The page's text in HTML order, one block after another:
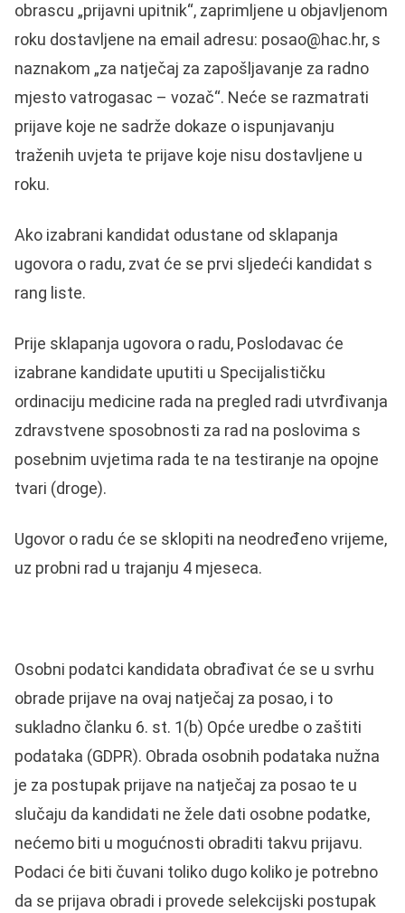
obrascu „prijavni upitnik“, zaprimljene u objavljenom
roku dostavljene na email adresu: posao@hac.hr, s
naznakom „za natječaj za zapošljavanje za radno
mjesto vatrogasac – vozač“. Neće se razmatrati
prijave koje ne sadrže dokaze o ispunjavanju
traženih uvjeta te prijave koje nisu dostavljene u
roku.
Ako izabrani kandidat odustane od sklapanja
ugovora o radu, zvat će se prvi sljedeći kandidat s
rang liste.
Prije sklapanja ugovora o radu, Poslodavac će
izabrane kandidate uputiti u Specijalističku
ordinaciju medicine rada na pregled radi utvrđivanja
zdravstvene sposobnosti za rad na poslovima s
posebnim uvjetima rada te na testiranje na opojne
tvari (droge).
Ugovor o radu će se sklopiti na neodređeno vrijeme,
uz probni rad u trajanju 4 mjeseca.
Osobni podatci kandidata obrađivat će se u svrhu
obrade prijave na ovaj natječaj za posao, i to
sukladno članku 6. st. 1(b) Opće uredbe o zaštiti
podataka (GDPR). Obrada osobnih podataka nužna
je za postupak prijave na natječaj za posao te u
slučaju da kandidati ne žele dati osobne podatke,
nećemo biti u mogućnosti obraditi takvu prijavu.
Podaci će biti čuvani toliko dugo koliko je potrebno
da se prijava obradi i provede selekcijski postupak